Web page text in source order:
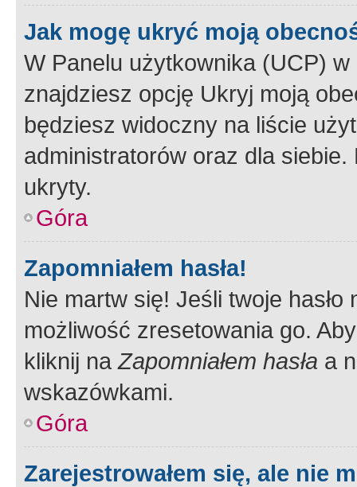
Jak mogę ukryć moją
W Panelu użytkownika (UCP) w
znajdziesz opcję Ukryj moją
będziesz widoczny na liście
administratorów oraz dla
ukryty.
Góra
Zapomniałem hasła!
Nie martw się! Jeśli twoje
możliwość zresetowania go.
kliknij naZapomniałem hasła a
wskazówkami.
Góra
Zarejestrowałem się, ale nie